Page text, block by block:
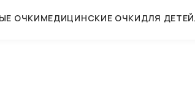
ОЧКИМЕДИЦИНСКИЕ ОЧКИДЛЯ ДЕТЕЙ